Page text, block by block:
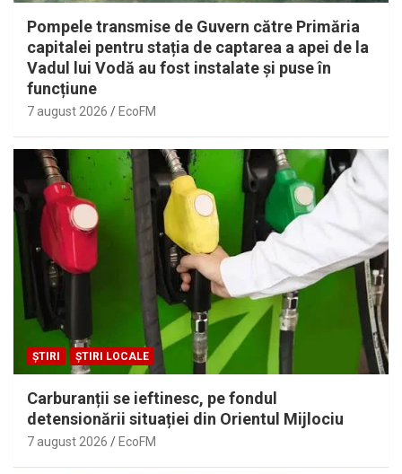
Pompele transmise de Guvern către Primăria
capitalei pentru stația de captarea a apei de la
Vadul lui Vodă au fost instalate și puse în
funcțiune
7 august 2026 EcoFM
ȘTIRI ȘTIRI LOCALE
Carburanții se ieftinesc, pe fondul
detensionării situației din Orientul Mijlociu
7 august 2026 EcoFM